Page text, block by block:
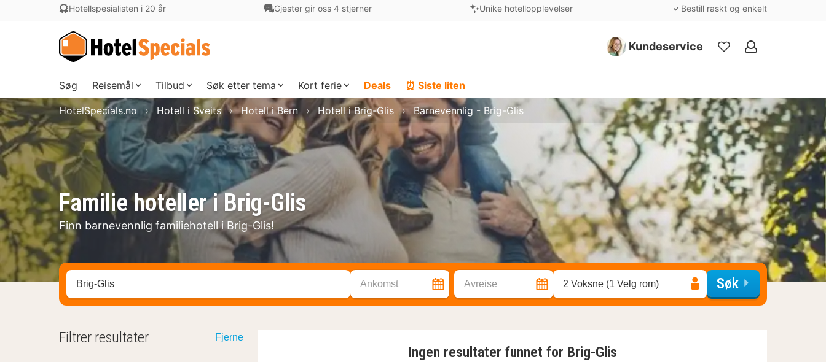
Hotellspesialisten i 20 år Gjester gir oss 4 stjerner Unike hotellopplevelser Bestill raskt og enkelt
Kundeservice
Mine
Søg Reisemål Tilbud Søk etter tema Kort ferie Deals ⏰ Siste liten
Familie hoteller i Brig-Glis
Finn barnevennlig familiehotell i Brig-Glis!
HotelSpecials.no Hotell i Sveits Hotell i Bern Hotell i Brig-Glis Barnevennlig - Brig-Glis
Søk hotell, region eller by Ankomst Avreise 2 Voksne (1 Velg rom) Søk
Ingen resultater funnet for Brig-Glis
Filtrer resultater Fjerne